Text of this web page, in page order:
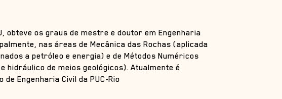
obteve os graus de mestre e doutor em Engenharia
nas áreas de Mecânica das Rochas (aplicada
a petróleo e energia) e de Métodos Numéricos
hidráulico de meios geológicos). Atualmente é
Engenharia Civil da PUC-Rio